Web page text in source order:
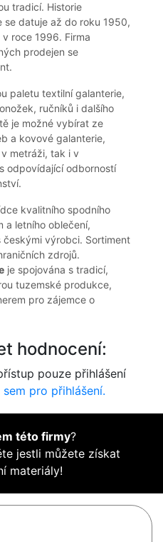
tradicí. Historie
se datuje až do roku 1950,
roce 1996. Firma
prodejen se
paletu textilní galanterie,
ručníků i dalšího
je možné vybírat ze
a kovové galanterie,
metráži, tak i v
odpovídající odborností
kvalitního spodního
a letního oblečení,
výrobci. Sortiment
zdrojů.
je spojována s tradicí,
tuzemské produkce,
pro zájemce o
hodnocení:
pouze přihlášení
sem pro přihlášení.
této firmy?
jestli můžete získat
materiály!